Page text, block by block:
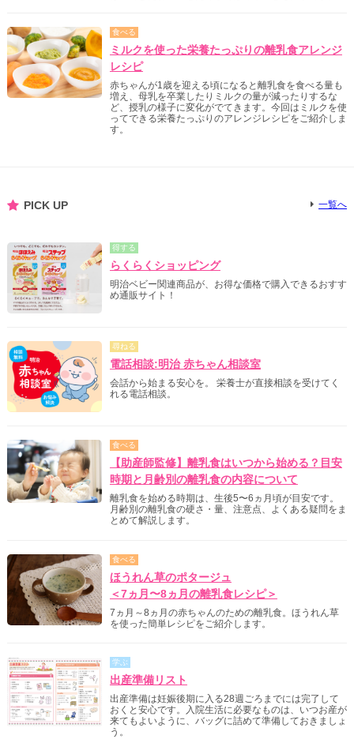
食べる
ミルクを使った栄養たっぷりの離乳食アレンジ
レシピ
赤ちゃんが1歳を迎える頃になると離乳食を食べる量も
増え、母乳を卒業したりミルクの量が減ったりするな
ど、授乳の様子に変化がでてきます。今回はミルクを使
ってできる栄養たっぷりのアレンジレシピをご紹介しま
す。
PICK UP 一覧へ
得する
らくらくショッピング
明治ベビー関連商品が、お得な価格で購入できるおすす
め通販サイト！
尋ねる
電話相談:明治 赤ちゃん相談室
会話から始まる安心を。 栄養士が直接相談を受けてく
れる電話相談。
食べる
【助産師監修】離乳食はいつから始める？目安
時期と月齢別の離乳食の内容について
離乳食を始める時期は、生後5〜6ヵ月頃が目安です。
月齢別の離乳食の硬さ・量、注意点、よくある疑問をま
とめて解説します。
食べる
ほうれん草のポタージュ
＜7ヵ月〜8ヵ月の離乳食レシピ＞
7ヵ月～8ヵ月の赤ちゃんのための離乳食。ほうれん草
を使った簡単レシピをご紹介します。
学ぶ
出産準備リスト
出産準備は妊娠後期に入る28週ごろまでには完了して
おくと安心です。入院生活に必要なものは、いつお産が
来てもよいように、バッグに詰めて準備しておきましょ
う。